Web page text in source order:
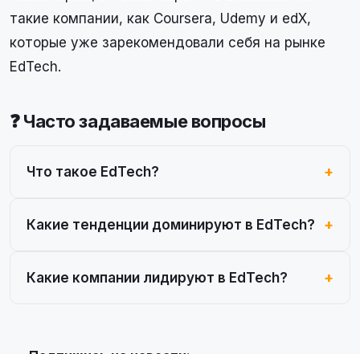
такие компании, как Coursera, Udemy и edX,
которые уже зарекомендовали себя на рынке
EdTech.
❓ Часто задаваемые вопросы
Что такое EdTech?
Какие тенденции доминируют в EdTech?
Какие компании лидируют в EdTech?